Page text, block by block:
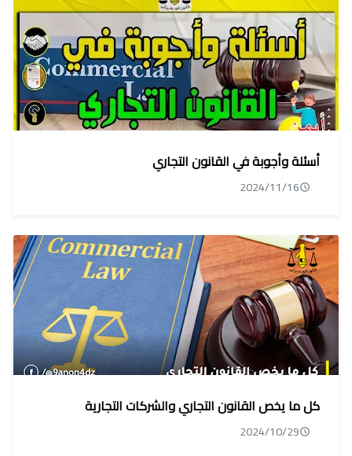
أسئلة وأجوبة في القانون التجاري
2024/11/16
كل ما يخص القانون التجاري والشركات التجارية
2024/10/29